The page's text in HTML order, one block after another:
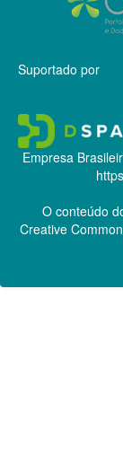
Suportado por
Empresa
O conteúdo
Creative